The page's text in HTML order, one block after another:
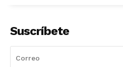
Suscríbete